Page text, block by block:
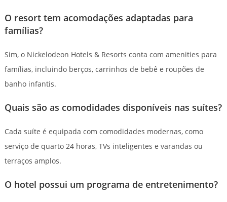
O resort tem acomodações adaptadas para
famílias?
Sim, o Nickelodeon Hotels & Resorts conta com amenities para
famílias, incluindo berços, carrinhos de bebê e roupões de
banho infantis.
Quais são as comodidades disponíveis nas suítes?
Cada suíte é equipada com comodidades modernas, como
serviço de quarto 24 horas, TVs inteligentes e varandas ou
terraços amplos.
O hotel possui um programa de entretenimento?